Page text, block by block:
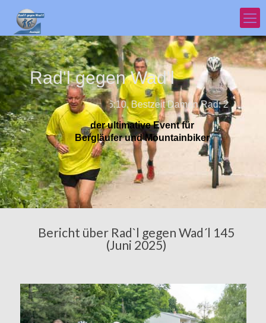
Rad'l gegen Wad'l
Bestzeit Herrn Rad: 16:10, Bestzeit Damen Rad: 21:40,
der ultimative Event für
Bergläufer und Mountainbiker
Bericht über Rad`l gegen Wad´l 145
(Juni 2025)